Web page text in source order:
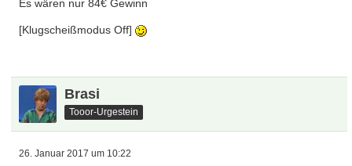
Es wären nur 84€ Gewinn
[Klugscheißmodus Off]
Brasi
Tooor-Urgestein
26. Januar 2017 um 10:22